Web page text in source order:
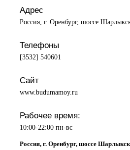
Адрес
Россия, г. Оренбург, шоссе
Телефоны
[3532] 540601
Сайт
www.budumamoy.ru
Рабочее время:
10:00-22:00 пн-вс
Россия, г. Оренбург, шоссе